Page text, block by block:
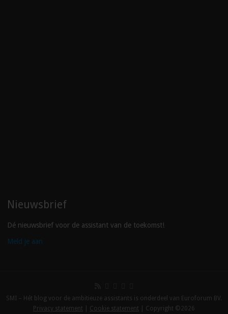
Nieuwsbrief
Dé nieuwsbrief voor de assistant van de toekomst!
Meld je aan
SMI – Hét blog voor de ambitieuze assistants is onderdeel van Euroforum BV.
Privacy statement
Cookie statement | Copyright ©2026